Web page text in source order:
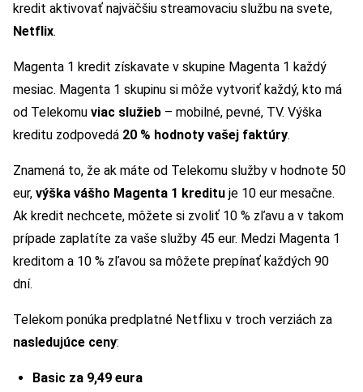
kredit aktivovať najväčšiu streamovaciu službu na svete,
Netflix.
Magenta 1 kredit získavate v skupine Magenta 1 každý
mesiac. Magenta 1 skupinu si môže vytvoriť každý, kto má
od Telekomu viac služieb – mobilné, pevné, TV. Výška
kreditu zodpovedá 20 % hodnoty vašej faktúry.
Znamená to, že ak máte od Telekomu služby v hodnote 50
eur, výška vášho Magenta 1 kreditu je 10 eur mesačne.
Ak kredit nechcete, môžete si zvoliť 10 % zľavu a v takom
prípade zaplatíte za vaše služby 45 eur. Medzi Magenta 1
kreditom a 10 % zľavou sa môžete prepínať každých 90
dní.
Telekom ponúka predplatné Netflixu v troch verziách za
nasledujúce ceny:
Basic za 9,49 eura